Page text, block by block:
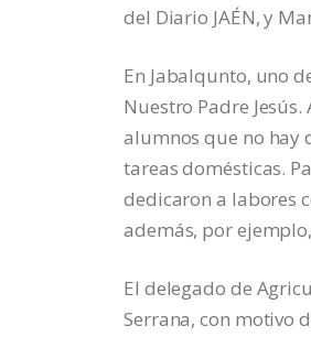
del Diario JAÉN, y
En Jabalqunto, uno
Nuestro Padre
alumnos que no hay
tareas domésticas.
dedicaron a labores
además, por
El delegado de
Serrana, con motivo